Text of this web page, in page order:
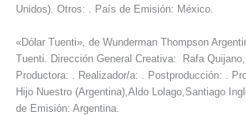
Unidos). Otros: . País de Emisión: México.
«Dólar Tuenti», de Wunderman Thompson
Tuenti. Dirección General Creativa: Rafa
Productora: . Realizador/a: . Postproducción: .
Hijo Nuestro (Argentina),Aldo Lolago,Santiago
de Emisión: Argentina.